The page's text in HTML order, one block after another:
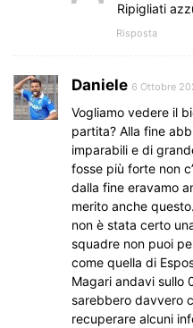
Ripigliati
Risposta
Daniele 6 Ottobre
Vogliamo vedere il
partita? Alla fine
imparabili e di
fosse più forte non
dalla fine eravamo
merito anche
non è stata certo
squadre non puoi
come quella di
Magari andavi sullo
sarebbero davvero
recuperare alcuni